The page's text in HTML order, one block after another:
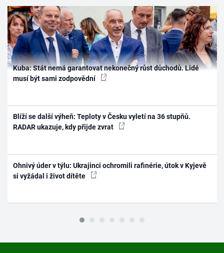
Kuba: Stát nemá garantovat nekonečný růst důchodů. Lidé
musí být sami zodpovědní
Blíží se další výheň: Teploty v Česku vyletí na 36 stupňů.
RADAR ukazuje, kdy přijde zvrat
Ohnivý úder v týlu: Ukrajinci ochromili rafinérie, útok v Kyjevě
si vyžádal i život dítěte